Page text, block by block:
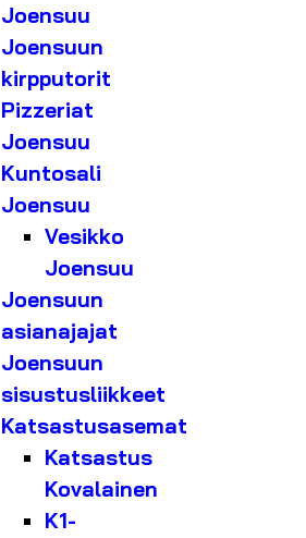
Joensuu
Joensuun
kirpputorit
Pizzeriat
Joensuu
Kuntosali
Joensuu
Vesikko
Joensuu
Joensuun
asianajajat
Joensuun
sisustusliikkeet
Katsastusasemat
Katsastus
Kovalainen
K1-